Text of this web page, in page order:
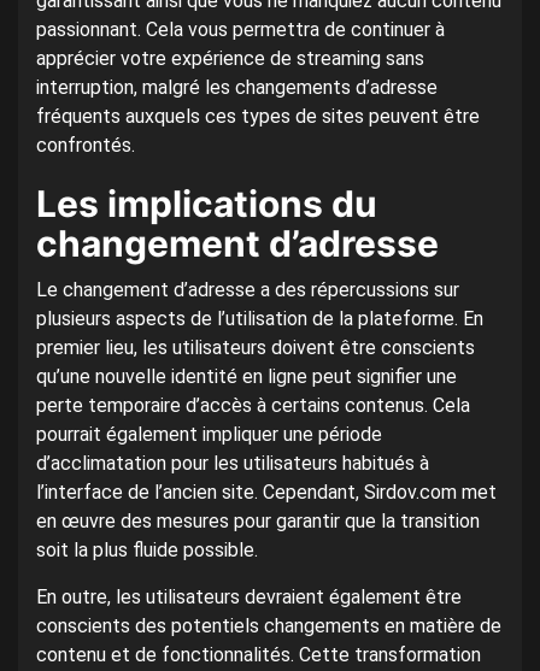
passionnant. Cela vous permettra de continuer à
apprécier votre expérience de streaming sans
interruption, malgré les changements d’adresse
fréquents auxquels ces types de sites peuvent être
confrontés.
Les implications du
changement d’adresse
Le changement d’adresse a des répercussions sur
plusieurs aspects de l’utilisation de la plateforme. En
premier lieu, les utilisateurs doivent être conscients
qu’une nouvelle identité en ligne peut signifier une
perte temporaire d’accès à certains contenus. Cela
pourrait également impliquer une période
d’acclimatation pour les utilisateurs habitués à
l’interface de l’ancien site. Cependant, Sirdov.com met
en œuvre des mesures pour garantir que la transition
soit la plus fluide possible.
En outre, les utilisateurs devraient également être
conscients des potentiels changements en matière de
contenu et de fonctionnalités. Cette transformation